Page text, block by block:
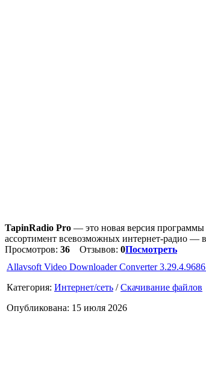
TapinRadio Pro — это новая версия программы
ассортимент всевозможных интернет-радио —
Просмотров: 36 Отзывов: 0Посмотреть
Allavsoft Video Downloader Converter
Категория: Интернет/сеть /Скачивание файлов
Опубликована: 15 июля 2026